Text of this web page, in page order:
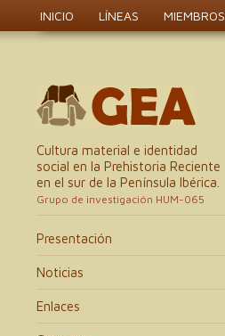
INICIO LÍNEAS MIEMBROS
Cultura material e identidad
social en la Prehistoria Reciente
en el sur de la Península Ibérica.
Grupo de investigación HUM-065
Presentación
Noticias
Enlaces